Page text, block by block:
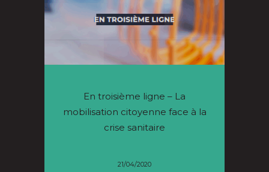
En troisième ligne – La
mobilisation citoyenne face à la
crise sanitaire
21/04/2020